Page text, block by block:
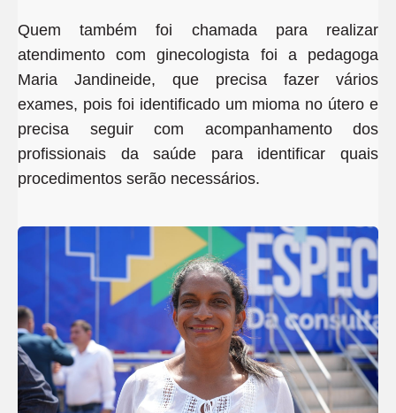
Quem também foi chamada para realizar
atendimento com ginecologista foi a pedagoga
Maria Jandineide, que precisa fazer vários
exames, pois foi identificado um mioma no útero e
precisa seguir com acompanhamento dos
profissionais da saúde para identificar quais
procedimentos serão necessários.